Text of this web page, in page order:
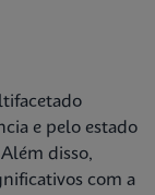
e pelo estado
disso,
com a